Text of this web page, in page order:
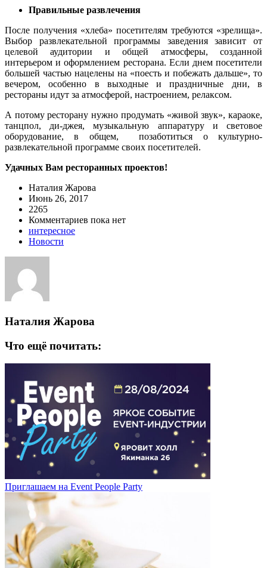
Правильные развлечения
После получения «хлеба» посетителям требуются «зрелища».
Выбор развлекательной программы заведения зависит от
целевой аудитории и общей атмосферы, созданной
интерьером и оформлением ресторана. Если днем посетители
большей частью нацелены на «поесть и побежать дальше», то
вечером, особенно в выходные и праздничные дни, в
рестораны идут за атмосферой, настроением, релаксом.
А потому ресторану нужно продумать «живой звук», караоке,
танцпол, ди-джея, музыкальную аппаратуру и световое
оборудование, в общем, позаботиться о культурно-
развлекательной программе своих посетителей.
Удачных Вам ресторанных проектов!
Наталия Жарова
Июнь 26, 2017
2265
Комментариев пока нет
интересное
Новости
Наталия Жарова
Что ещё почитать:
Приглашаем на Event People Party